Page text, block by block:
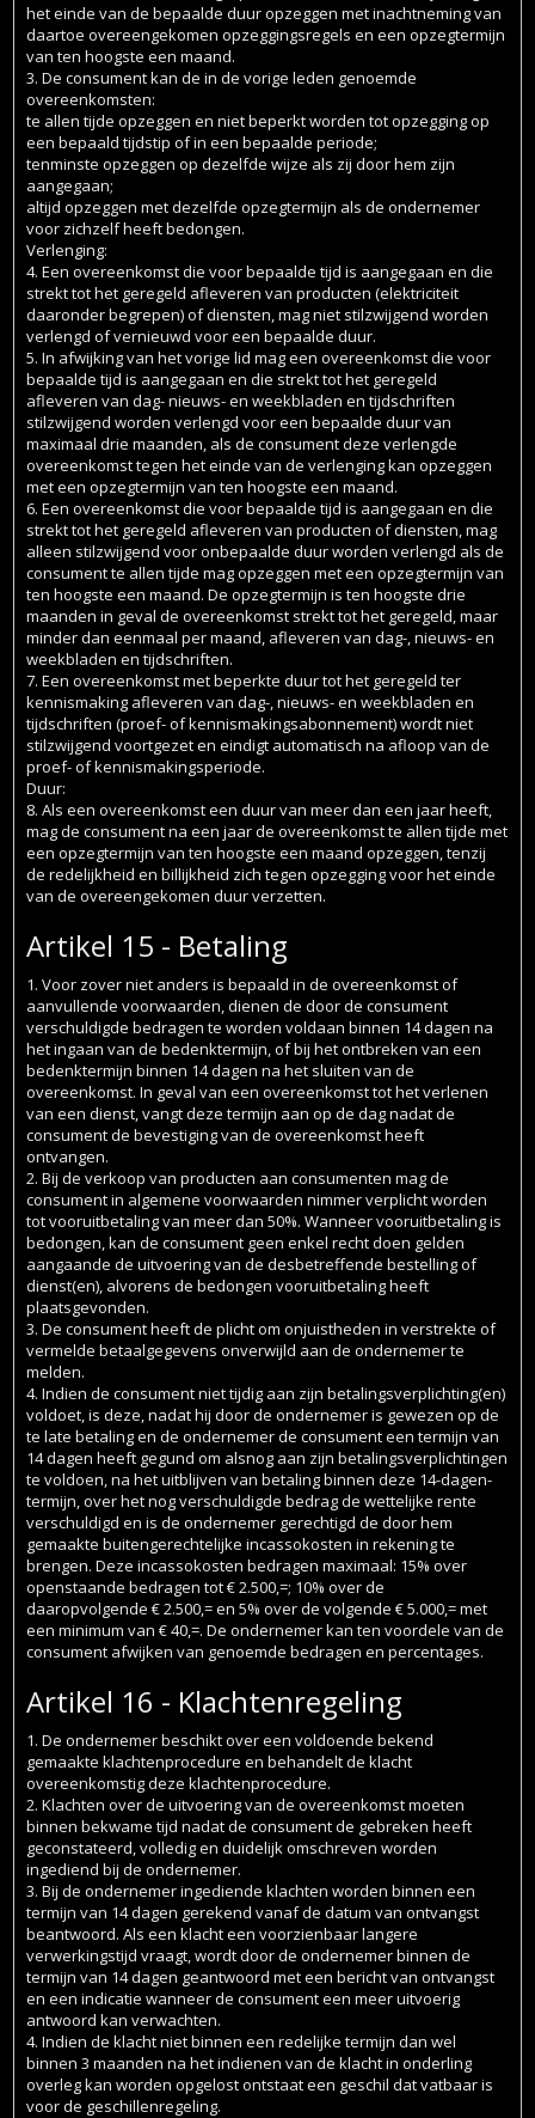
het einde van de bepaalde duur opzeggen met inachtneming van
daartoe overeengekomen opzeggingsregels en een opzegtermijn
van ten hoogste een maand.
3. De consument kan de in de vorige leden genoemde
overeenkomsten:
te allen tijde opzeggen en niet beperkt worden tot opzegging op
een bepaald tijdstip of in een bepaalde periode;
tenminste opzeggen op dezelfde wijze als zij door hem zijn
aangegaan;
altijd opzeggen met dezelfde opzegtermijn als de ondernemer
voor zichzelf heeft bedongen.
Verlenging:
4. Een overeenkomst die voor bepaalde tijd is aangegaan en die
strekt tot het geregeld afleveren van producten (elektriciteit
daaronder begrepen) of diensten, mag niet stilzwijgend worden
verlengd of vernieuwd voor een bepaalde duur.
5. In afwijking van het vorige lid mag een overeenkomst die voor
bepaalde tijd is aangegaan en die strekt tot het geregeld
afleveren van dag- nieuws- en weekbladen en tijdschriften
stilzwijgend worden verlengd voor een bepaalde duur van
maximaal drie maanden, als de consument deze verlengde
overeenkomst tegen het einde van de verlenging kan opzeggen
met een opzegtermijn van ten hoogste een maand.
6. Een overeenkomst die voor bepaalde tijd is aangegaan en die
strekt tot het geregeld afleveren van producten of diensten, mag
alleen stilzwijgend voor onbepaalde duur worden verlengd als de
consument te allen tijde mag opzeggen met een opzegtermijn van
ten hoogste een maand. De opzegtermijn is ten hoogste drie
maanden in geval de overeenkomst strekt tot het geregeld, maar
minder dan eenmaal per maand, afleveren van dag-, nieuws- en
weekbladen en tijdschriften.
7. Een overeenkomst met beperkte duur tot het geregeld ter
kennismaking afleveren van dag-, nieuws- en weekbladen en
tijdschriften (proef- of kennismakingsabonnement) wordt niet
stilzwijgend voortgezet en eindigt automatisch na afloop van de
proef- of kennismakingsperiode.
Duur:
8. Als een overeenkomst een duur van meer dan een jaar heeft,
mag de consument na een jaar de overeenkomst te allen tijde met
een opzegtermijn van ten hoogste een maand opzeggen, tenzij
de redelijkheid en billijkheid zich tegen opzegging voor het einde
van de overeengekomen duur verzetten.
Artikel 15 - Betaling
1. Voor zover niet anders is bepaald in de overeenkomst of
aanvullende voorwaarden, dienen de door de consument
verschuldigde bedragen te worden voldaan binnen 14 dagen na
het ingaan van de bedenktermijn, of bij het ontbreken van een
bedenktermijn binnen 14 dagen na het sluiten van de
overeenkomst. In geval van een overeenkomst tot het verlenen
van een dienst, vangt deze termijn aan op de dag nadat de
consument de bevestiging van de overeenkomst heeft
ontvangen.
2. Bij de verkoop van producten aan consumenten mag de
consument in algemene voorwaarden nimmer verplicht worden
tot vooruitbetaling van meer dan 50%. Wanneer vooruitbetaling is
bedongen, kan de consument geen enkel recht doen gelden
aangaande de uitvoering van de desbetreffende bestelling of
dienst(en), alvorens de bedongen vooruitbetaling heeft
plaatsgevonden.
3. De consument heeft de plicht om onjuistheden in verstrekte of
vermelde betaalgegevens onverwijld aan de ondernemer te
melden.
4. Indien de consument niet tijdig aan zijn betalingsverplichting(en)
voldoet, is deze, nadat hij door de ondernemer is gewezen op de
te late betaling en de ondernemer de consument een termijn van
14 dagen heeft gegund om alsnog aan zijn betalingsverplichtingen
te voldoen, na het uitblijven van betaling binnen deze 14-dagen-
termijn, over het nog verschuldigde bedrag de wettelijke rente
verschuldigd en is de ondernemer gerechtigd de door hem
gemaakte buitengerechtelijke incassokosten in rekening te
brengen. Deze incassokosten bedragen maximaal: 15% over
openstaande bedragen tot € 2.500,=; 10% over de
daaropvolgende € 2.500,= en 5% over de volgende € 5.000,= met
een minimum van € 40,=. De ondernemer kan ten voordele van de
consument afwijken van genoemde bedragen en percentages.
Artikel 16 - Klachtenregeling
1. De ondernemer beschikt over een voldoende bekend
gemaakte klachtenprocedure en behandelt de klacht
overeenkomstig deze klachtenprocedure.
2. Klachten over de uitvoering van de overeenkomst moeten
binnen bekwame tijd nadat de consument de gebreken heeft
geconstateerd, volledig en duidelijk omschreven worden
ingediend bij de ondernemer.
3. Bij de ondernemer ingediende klachten worden binnen een
termijn van 14 dagen gerekend vanaf de datum van ontvangst
beantwoord. Als een klacht een voorzienbaar langere
verwerkingstijd vraagt, wordt door de ondernemer binnen de
termijn van 14 dagen geantwoord met een bericht van ontvangst
en een indicatie wanneer de consument een meer uitvoerig
antwoord kan verwachten.
4. Indien de klacht niet binnen een redelijke termijn dan wel
binnen 3 maanden na het indienen van de klacht in onderling
overleg kan worden opgelost ontstaat een geschil dat vatbaar is
voor de geschillenregeling.